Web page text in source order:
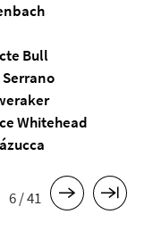
Bull
Serrano
Whitehead
6 / 41